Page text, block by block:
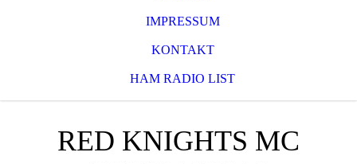
IMPRESSUM
KONTAKT
HAM RADIO LIST
RED KNIGHTS MC